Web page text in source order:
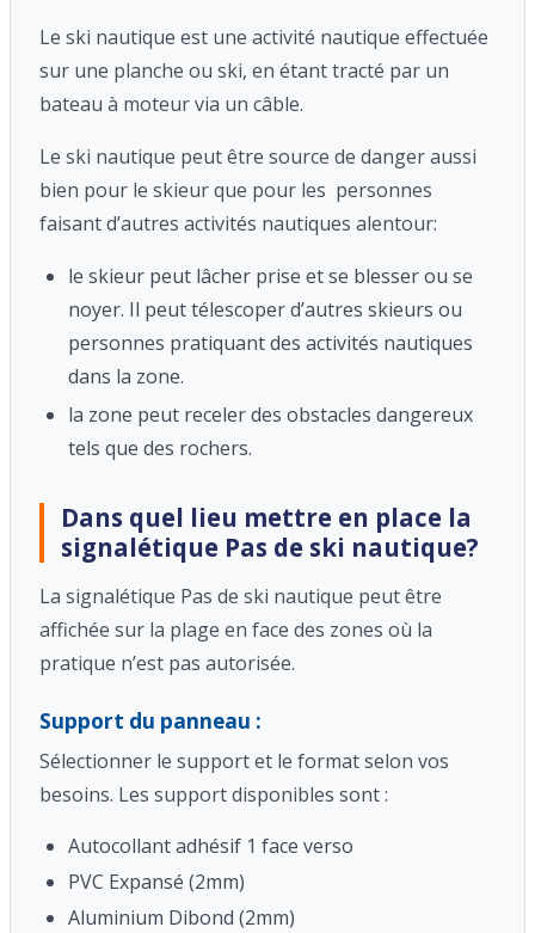
Le ski nautique est une activité nautique effectuée
sur une planche ou ski, en étant tracté par un
bateau à moteur via un câble.
Le ski nautique peut être source de danger aussi
bien pour le skieur que pour les personnes
faisant d’autres activités nautiques alentour:
le skieur peut lâcher prise et se blesser ou se
noyer. Il peut télescoper d’autres skieurs ou
personnes pratiquant des activités nautiques
dans la zone.
la zone peut receler des obstacles dangereux
tels que des rochers.
Dans quel lieu mettre en place la
signalétique Pas de ski nautique?
La signalétique Pas de ski nautique peut être
affichée sur la plage en face des zones où la
pratique n’est pas autorisée.
Support du panneau :
Sélectionner le support et le format selon vos
besoins. Les support disponibles sont :
Autocollant adhésif 1 face verso
PVC Expansé (2mm)
Aluminium Dibond (2mm)